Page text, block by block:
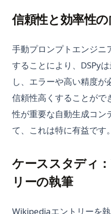
信頼性と効率性
手動プロンプトエンジニ
することにより、DSPy
し、エラーや高い精度
信頼性高くすることがで
性が重要な自動生成コン
て、これは特に有益です。
ケーススタディ
リーの執筆
Wikipediaエントリーを